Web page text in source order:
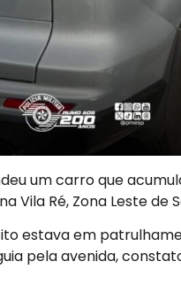
um carro que
Vila Ré, Zona Leste de
estava em
pela avenida,